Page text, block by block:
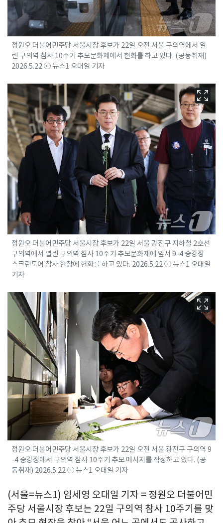
정원오 더불어민주당 서울시장 후보가 22일 오전 서울 구의역에서 열
린 구의역 참사 10주기 추모문화제에서 헌화를 하고 있다. (공동취재)
2026.5.22 ⓒ 뉴스1 오대일 기자
정원오 더불어민주당 서울시장 후보가 22일 서울 광진구 지하철 2호선
구의역에서 열린 구의역 참사 10주기 추모문화제에 앞서 9-4 승강장
스크린도어 참사 현장에 헌화를 하고 있다. 2026.5.22 ⓒ 뉴스1 오대일
기자
정원오 더불어민주당 서울시장 후보가 22일 오전 서울 광진구 구의역 9
-4 승강장에서 구의역 참사 10주기 추모 메시지를 작성하고 있다. (공
동취재) 2026.5.22 ⓒ 뉴스1 오대일 기자
(서울=뉴스1) 임세영 오대일 기자 = 정원오 더불어민
주당 서울시장 후보는 22일 구의역 참사 10주기를 맞